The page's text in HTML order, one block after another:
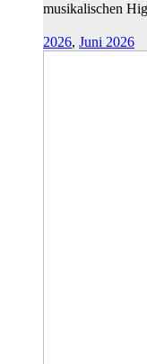
musikalischen
2026, Juni 2026